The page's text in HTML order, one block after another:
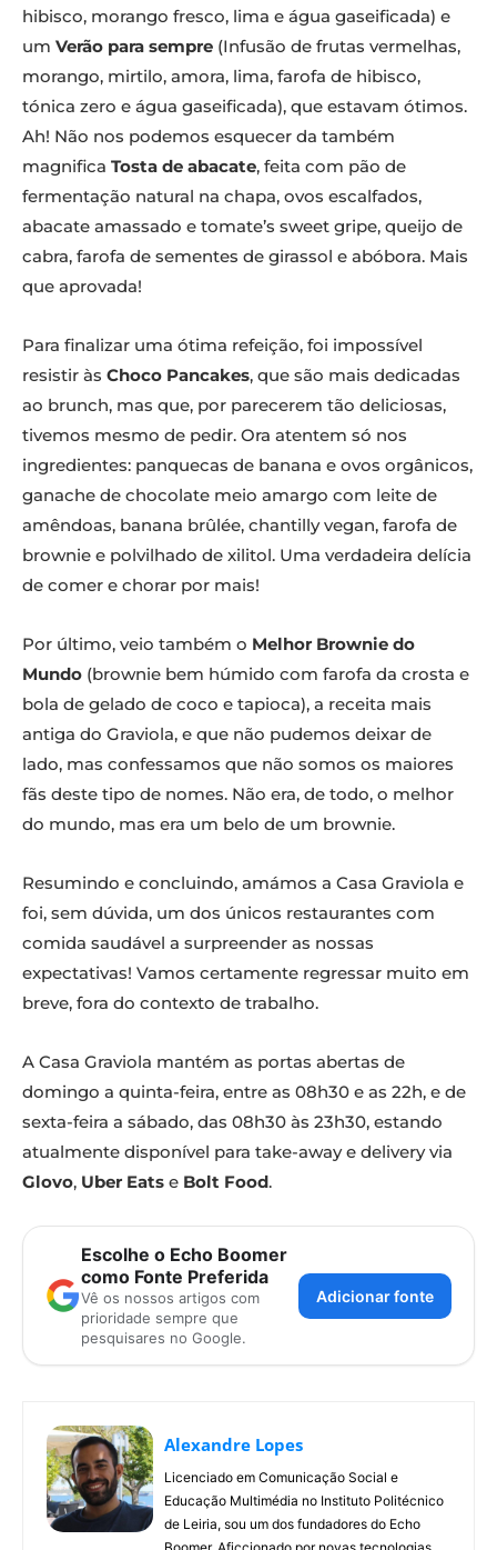
hibisco, morango fresco, lima e água gaseificada) e
um Verão para sempre (Infusão de frutas vermelhas,
morango, mirtilo, amora, lima, farofa de hibisco,
tónica zero e água gaseificada), que estavam ótimos.
Ah! Não nos podemos esquecer da também
magnifica Tosta de abacate, feita com pão de
fermentação natural na chapa, ovos escalfados,
abacate amassado e tomate’s sweet gripe, queijo de
cabra, farofa de sementes de girassol e abóbora. Mais
que aprovada!
Para finalizar uma ótima refeição, foi impossível
resistir às Choco Pancakes, que são mais dedicadas
ao brunch, mas que, por parecerem tão deliciosas,
tivemos mesmo de pedir. Ora atentem só nos
ingredientes: panquecas de banana e ovos orgânicos,
ganache de chocolate meio amargo com leite de
amêndoas, banana brûlée, chantilly vegan, farofa de
brownie e polvilhado de xilitol. Uma verdadeira delícia
de comer e chorar por mais!
Por último, veio também o Melhor Brownie do
Mundo (brownie bem húmido com farofa da crosta e
bola de gelado de coco e tapioca), a receita mais
antiga do Graviola, e que não pudemos deixar de
lado, mas confessamos que não somos os maiores
fãs deste tipo de nomes. Não era, de todo, o melhor
do mundo, mas era um belo de um brownie.
Resumindo e concluindo, amámos a Casa Graviola e
foi, sem dúvida, um dos únicos restaurantes com
comida saudável a surpreender as nossas
expectativas! Vamos certamente regressar muito em
breve, fora do contexto de trabalho.
A Casa Graviola mantém as portas abertas de
domingo a quinta-feira, entre as 08h30 e as 22h, e de
sexta-feira a sábado, das 08h30 às 23h30, estando
atualmente disponível para take-away e delivery via
Glovo, Uber Eats e Bolt Food.
Escolhe o Echo Boomer
como Fonte Preferida
Vê os nossos artigos com
prioridade sempre que
pesquisares no Google.
Adicionar fonte
Alexandre Lopes
Licenciado em Comunicação Social e
Educação Multimédia no Instituto Politécnico
de Leiria, sou um dos fundadores do Echo